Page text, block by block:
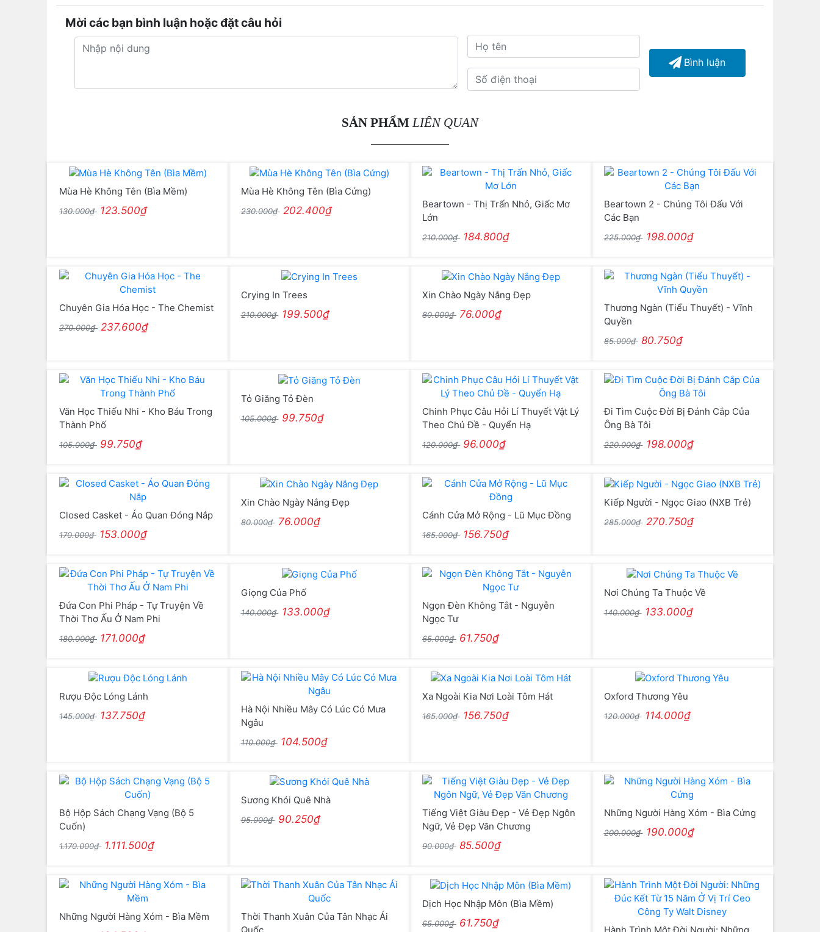
Mời các bạn bình luận hoặc đặt câu hỏi
Bình luận
SẢN PHẨM LIÊN QUAN
Mùa Hè Không Tên (Bìa Mềm)
130.000₫ 123.500₫
Mùa Hè Không Tên (Bìa Cứng)
230.000₫ 202.400₫
Beartown - Thị Trấn Nhỏ, Giấc Mơ
Lớn
210.000₫ 184.800₫
Beartown 2 - Chúng Tôi Đấu Với
Các Bạn
225.000₫ 198.000₫
Chuyên Gia Hóa Học - The Chemist
270.000₫ 237.600₫
Crying In Trees
210.000₫ 199.500₫
Xin Chào Ngày Nắng Đẹp
80.000₫ 76.000₫
Thương Ngàn (Tiểu Thuyết) - Vĩnh
Quyền
85.000₫ 80.750₫
Văn Học Thiếu Nhi - Kho Báu Trong
Thành Phố
105.000₫ 99.750₫
Tỏ Giăng Tỏ Đèn
105.000₫ 99.750₫
Chinh Phục Câu Hỏi Lí Thuyết Vật Lý
Theo Chủ Đề - Quyển Hạ
120.000₫ 96.000₫
Đi Tìm Cuộc Đời Bị Đánh Cắp Của
Ông Bà Tôi
220.000₫ 198.000₫
Closed Casket - Áo Quan Đóng Nắp
170.000₫ 153.000₫
Xin Chào Ngày Nắng Đẹp
80.000₫ 76.000₫
Cánh Cửa Mở Rộng - Lũ Mục Đồng
165.000₫ 156.750₫
Kiếp Người - Ngọc Giao (NXB Trẻ)
285.000₫ 270.750₫
Đứa Con Phi Pháp - Tự Truyện Về
Thời Thơ Ấu Ở Nam Phi
180.000₫ 171.000₫
Giọng Của Phố
140.000₫ 133.000₫
Ngọn Đèn Không Tắt - Nguyễn
Ngọc Tư
65.000₫ 61.750₫
Nơi Chúng Ta Thuộc Về
140.000₫ 133.000₫
Rượu Độc Lóng Lánh
145.000₫ 137.750₫
Hà Nội Nhiều Mây Có Lúc Có Mưa
Ngâu
110.000₫ 104.500₫
Xa Ngoài Kia Nơi Loài Tôm Hát
165.000₫ 156.750₫
Oxford Thương Yêu
120.000₫ 114.000₫
Bộ Hộp Sách Chạng Vạng (Bộ 5
Cuốn)
1.170.000₫ 1.111.500₫
Sương Khói Quê Nhà
95.000₫ 90.250₫
Tiếng Việt Giàu Đẹp - Vẻ Đẹp Ngôn
Ngữ, Vẻ Đẹp Văn Chương
90.000₫ 85.500₫
Những Người Hàng Xóm - Bìa Cứng
200.000₫ 190.000₫
Những Người Hàng Xóm - Bìa Mềm
Thời Thanh Xuân Của Tân Nhạc Ái
Dịch Học Nhập Môn (Bìa Mềm)
65.000₫ 61.750₫